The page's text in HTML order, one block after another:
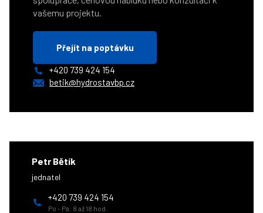
vašemu projektu.
Přejít na poptávku
+420 739 424 154
betik@hydrostavbp.cz
Petr Bětík
jednatel
+420 739 424 154
Po - Pá: 8 až 18 hod.